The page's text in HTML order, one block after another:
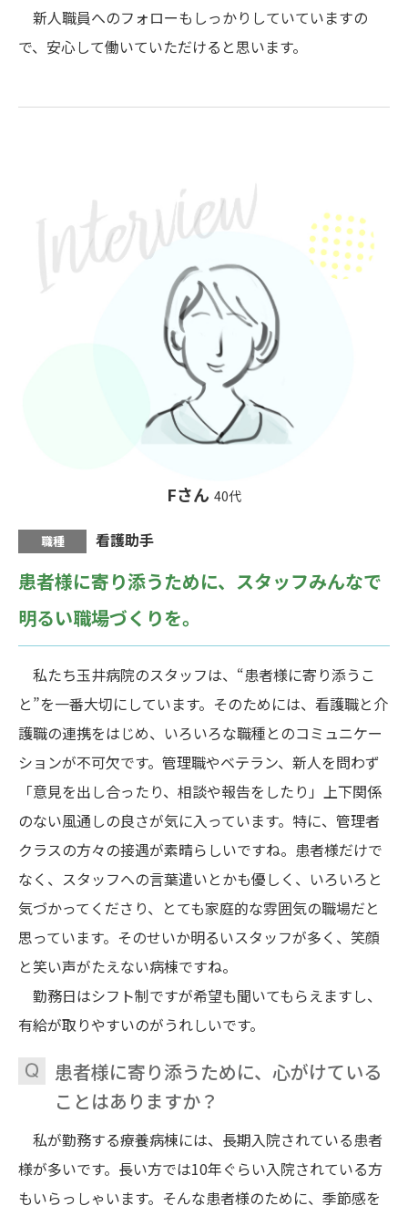
新人職員へのフォローもしっかりしていていますの
で、安心して働いていただけると思います。
Fさん 40代
職種 看護助手
患者様に寄り添うために、 スタッフみんなで
明るい職場づくりを。
私たち玉井病院のスタッフは、“患者様に寄り添うこ
と”を一番大切にしています。そのためには、看護職と介
護職の連携をはじめ、いろいろな職種とのコミュニケー
ションが不可欠です。管理職やベテラン、新人を問わず
「意見を出し合ったり、相談や報告をしたり」上下関係
のない風通しの良さが気に入っています。特に、管理者
クラスの方々の接遇が素晴らしいですね。患者様だけで
なく、スタッフへの言葉遣いとかも優しく、いろいろと
気づかってくださり、とても家庭的な雰囲気の職場だと
思っています。そのせいか明るいスタッフが多く、笑顔
と笑い声がたえない病棟ですね。
勤務日はシフト制ですが希望も聞いてもらえますし、
有給が取りやすいのがうれしいです。
患者様に寄り添うために、心がけている
ことはありますか？
私が勤務する療養病棟には、長期入院されている患者
様が多いです。長い方では10年ぐらい入院されている方
もいらっしゃいます。そんな患者様のために、季節感を